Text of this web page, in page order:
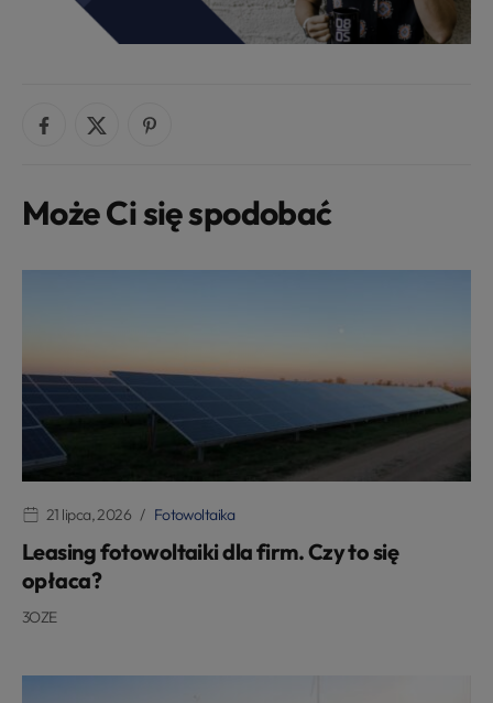
Może Ci się spodobać
21 lipca, 2026 Fotowoltaika
Leasing fotowoltaiki dla firm. Czy to się
opłaca?
3OZE